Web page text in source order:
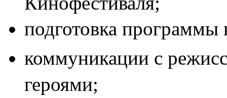
подготовка программы
коммуникации с
героями;